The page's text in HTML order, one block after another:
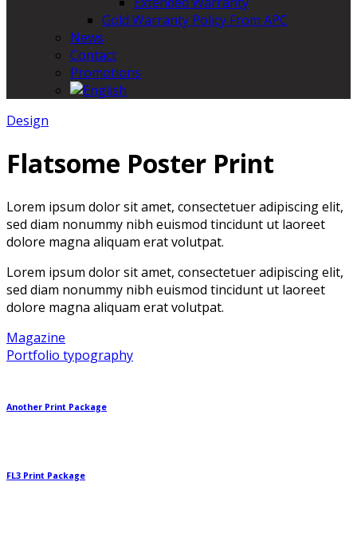
Gold Warranty Policy From APC
News
Contact
Promotions
Design
Flatsome Poster Print
Lorem ipsum dolor sit amet, consectetuer adipiscing elit,
sed diam nonummy nibh euismod tincidunt ut laoreet
dolore magna aliquam erat volutpat.
Lorem ipsum dolor sit amet, consectetuer adipiscing elit,
sed diam nonummy nibh euismod tincidunt ut laoreet
dolore magna aliquam erat volutpat.
Magazine
Portfolio typography
Another Print Package
FL3 Print Package